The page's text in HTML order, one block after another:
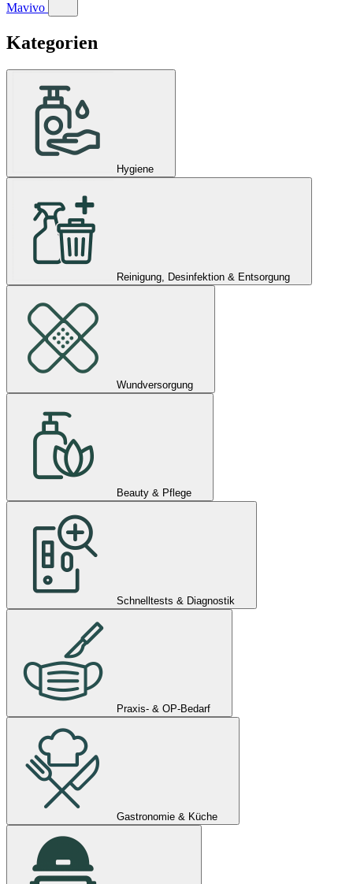
Mavivo
Kategorien
Hygiene
Reinigung, Desinfektion & Entsorgung
Wundversorgung
Beauty & Pflege
Schnelltests & Diagnostik
Praxis- & OP-Bedarf
Gastronomie & Küche